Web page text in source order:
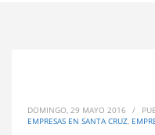
DOMINGO, 29 MAYO 2016 /
EMPRESAS EN SANTA CRUZ,